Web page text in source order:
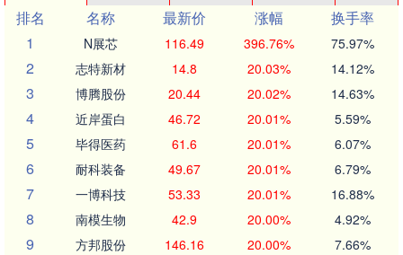
排名
名称 最新价 涨幅
换手率
1
N展芯 116.49 396.76% 75.97%
2 志特新材 14.8 20.03% 14.12%
3 博腾股份 20.44 20.02% 14.63%
4 近岸蛋白 46.72 20.01% 5.59%
5 毕得医药 61.6 20.01% 6.07%
6 耐科装备 49.67 20.01% 6.79%
7 一博科技 53.33 20.01% 16.88%
8 南模生物 42.9 20.00% 4.92%
9 方邦股份 146.16 20.00% 7.66%